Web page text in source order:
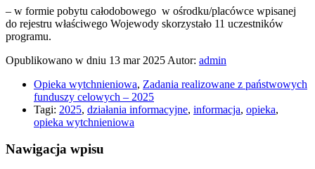
– w formie pobytu całodobowego w ośrodku/placówce wpisanej
do rejestru właściwego Wojewody skorzystało 11 uczestników
programu.
Opublikowano w dniu 13 mar 2025 Autor: admin
Opieka wytchnieniowa, Zadania realizowane z państwowych
funduszy celowych – 2025
Tagi: 2025, działania informacyjne, informacja, opieka,
opieka wytchnieniowa
Nawigacja wpisu